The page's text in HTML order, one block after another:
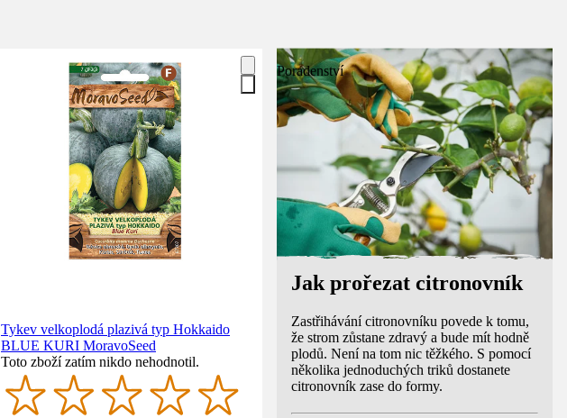
Tykev velkoplodá plazivá typ Hokkaido
BLUE KURI MoravoSeed
Toto zboží zatím nikdo nehodnotil.
Poradenství
Jak prořezat citronovník
Zastřihávání citronovníku povede k tomu,
že strom zůstane zdravý a bude mít hodně
plodů. Není na tom nic těžkého. S pomocí
několika jednoduchých triků dostanete
citronovník zase do formy.